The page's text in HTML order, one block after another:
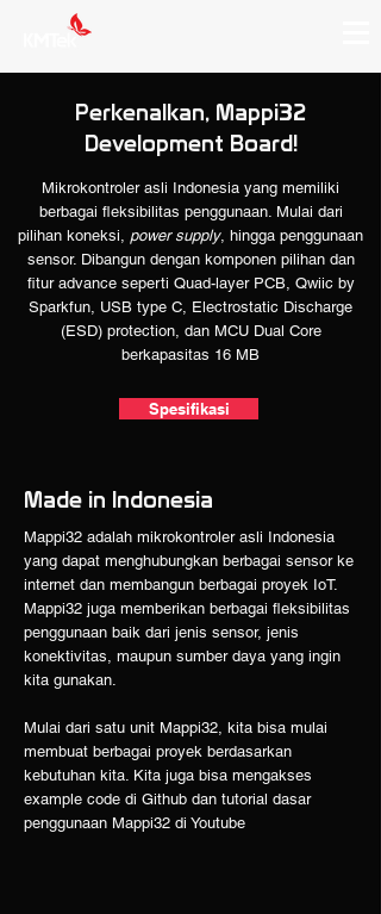
Perkenalkan, Mappi32
Development Board!
Mikrokontroler asli Indonesia yang memiliki
berbagai fleksibilitas penggunaan. Mulai dari
pilihan koneksi, power supply, hingga penggunaan
sensor. Dibangun dengan komponen pilihan dan
fitur advance seperti Quad-layer PCB, Qwiic by
Sparkfun, USB type C, Electrostatic Discharge
(ESD) protection, dan MCU Dual Core
berkapasitas 16 MB
Spesifikasi
Made in Indonesia
Mappi32 adalah mikrokontroler asli Indonesia
yang dapat menghubungkan berbagai sensor ke
internet dan membangun berbagai proyek IoT.
Mappi32 juga memberikan berbagai fleksibilitas
penggunaan baik dari jenis sensor, jenis
konektivitas, maupun sumber daya yang ingin
kita gunakan.
Mulai dari satu unit Mappi32, kita bisa mulai
membuat berbagai proyek berdasarkan
kebutuhan kita. Kita juga bisa mengakses
example code di Github dan tutorial dasar
penggunaan Mappi32 di Youtube